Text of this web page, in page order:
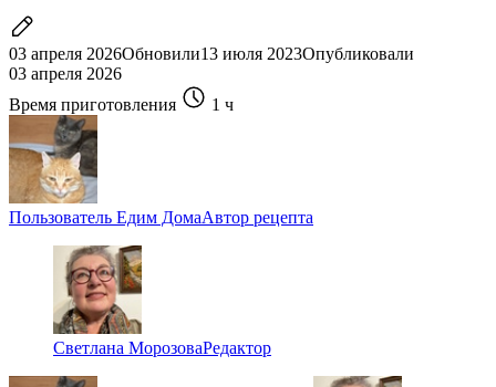
03 апреля 2026Обновили13 июля 2023Опубликовали
03 апреля 2026
Время приготовления
1 ч
Пользователь Едим ДомаАвтор рецепта
Светлана МорозоваРедактор